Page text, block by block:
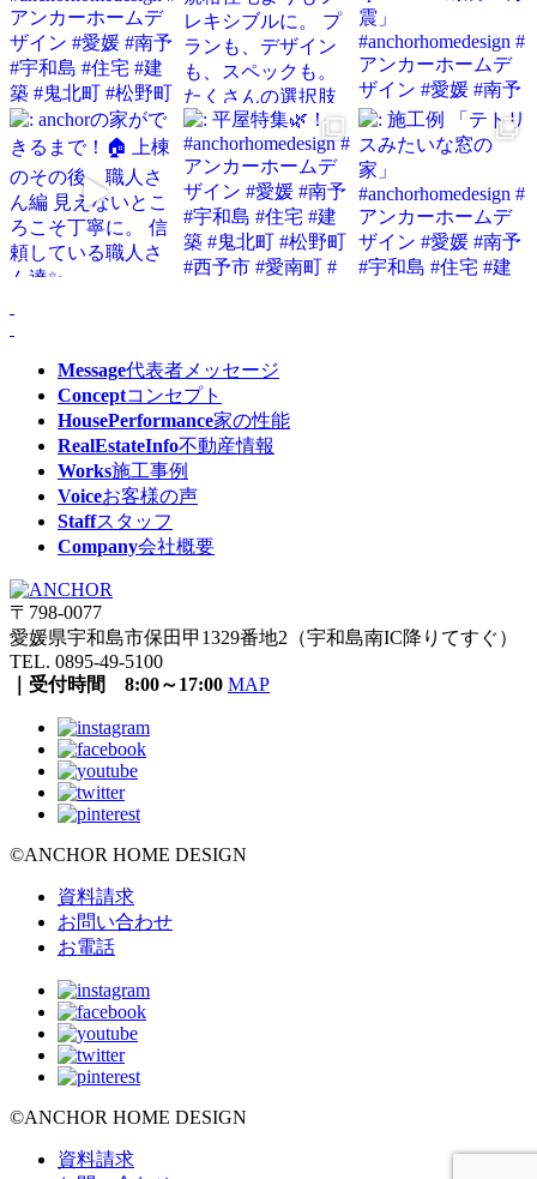
Message代表者メッセージ
Conceptコンセプト
HousePerformance家の性能
RealEstateInfo不動産情報
Works施工事例
Voiceお客様の声
Staffスタッフ
Company会社概要
〒798-0077
愛媛県宇和島市保田甲1329番地2（宇和島南IC降りてすぐ）
TEL. 0895-49-5100
｜受付時間 8:00～17:00 MAP
©ANCHOR HOME DESIGN
資料請求
お問い合わせ
お電話
©ANCHOR HOME DESIGN
資料請求